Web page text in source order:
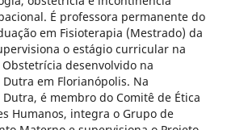
É professora permanente do
em Fisioterapia (Mestrado) da
o estágio curricular na
desenvolvido na
em Florianópolis. Na
é membro do Comitê de Ética
Humanos, integra o Grupo de